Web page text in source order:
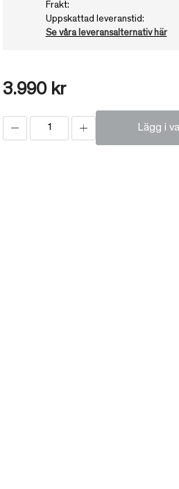
Frakt:
Uppskattad leveranstid:
Se våra leveransalternativ här
3.990 kr
Lägg i